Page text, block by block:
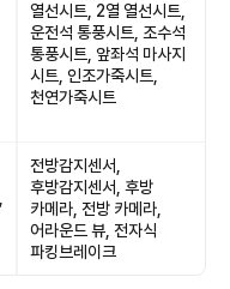
열선시트, 2열 열선시트,
운전석 통풍시트, 조수석
통풍시트, 앞좌석 마사지
시트, 인조가죽시트,
천연가죽시트
전방감지센서,
후방감지센서, 후방
카메라, 전방 카메라,
어라운드 뷰, 전자식
파킹브레이크